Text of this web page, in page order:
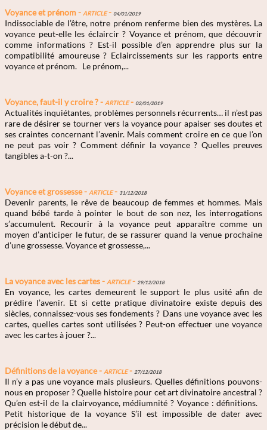
Voyance et prénom -Article- 04/01/2019
Indissociable de l’être, notre prénom renferme bien des mystères. La
voyance peut-elle les éclaircir ? Voyance et prénom, que découvrir
comme informations ? Est-il possible d’en apprendre plus sur la
compatibilité amoureuse ? Eclaircissements sur les rapports entre
voyance et prénom. Le prénom,...
Voyance, faut-il y croire ? -Article- 02/01/2019
Actualités inquiétantes, problèmes personnels récurrents… il n’est pas
rare de désirer se tourner vers la voyance pour apaiser ses doutes et
ses craintes concernant l’avenir. Mais comment croire en ce que l’on
ne peut pas voir ? Comment définir la voyance ? Quelles preuves
tangibles a-t-on ?...
Voyance et grossesse -Article- 31/12/2018
Devenir parents, le rêve de beaucoup de femmes et hommes. Mais
quand bébé tarde à pointer le bout de son nez, les interrogations
s’accumulent. Recourir à la voyance peut apparaître comme un
moyen d’anticiper le futur, de se rassurer quand la venue prochaine
d’une grossesse. Voyance et grossesse,...
La voyance avec les cartes -Article- 29/12/2018
En voyance, les cartes demeurent le support le plus usité afin de
prédire l’avenir. Et si cette pratique divinatoire existe depuis des
siècles, connaissez-vous ses fondements ? Dans une voyance avec les
cartes, quelles cartes sont utilisées ? Peut-on effectuer une voyance
avec les cartes à jouer ?...
Définitions de la voyance -Article- 27/12/2018
Il n’y a pas une voyance mais plusieurs. Quelles définitions pouvons-
nous en proposer ? Quelle histoire pour cet art divinatoire ancestral ?
Qu’en est-il de la clairvoyance, médiumnité ? Voyance : définitions.
Petit historique de la voyance S’il est impossible de dater avec
précision le début de...